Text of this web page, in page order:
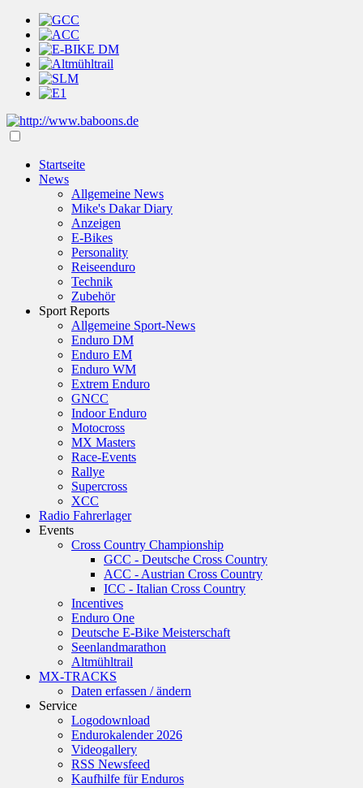
Startseite
News
Allgemeine News
Mike's Dakar Diary
Anzeigen
E-Bikes
Personality
Reiseenduro
Technik
Zubehör
Sport Reports
Allgemeine Sport-News
Enduro DM
Enduro EM
Enduro WM
Extrem Enduro
GNCC
Indoor Enduro
Motocross
MX Masters
Race-Events
Rallye
Supercross
XCC
Radio Fahrerlager
Events
Cross Country Championship
GCC - Deutsche Cross Country
ACC - Austrian Cross Country
ICC - Italian Cross Country
Incentives
Enduro One
Deutsche E-Bike Meisterschaft
Seenlandmarathon
Altmühltrail
MX-TRACKS
Daten erfassen / ändern
Service
Logodownload
Endurokalender 2026
Videogallery
RSS Newsfeed
Kaufhilfe für Enduros